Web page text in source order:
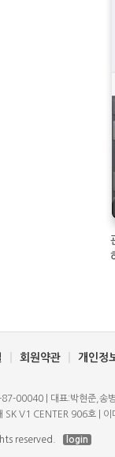
회원약관 개인정
87-00040 | 대표:박현준,
SK V1 CENTER 906호 |
reserved. login